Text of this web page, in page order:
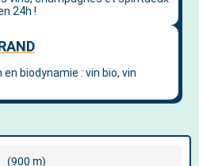
(900 m)